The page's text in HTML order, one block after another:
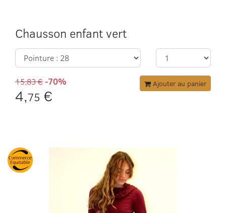
Chausson enfant vert
15,83 €-70%
4,75 €
Ajouter au panier